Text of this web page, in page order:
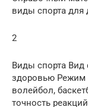
виды спорта для
2
Виды спорта Вид
здоровью Режим
волейбол,
точность